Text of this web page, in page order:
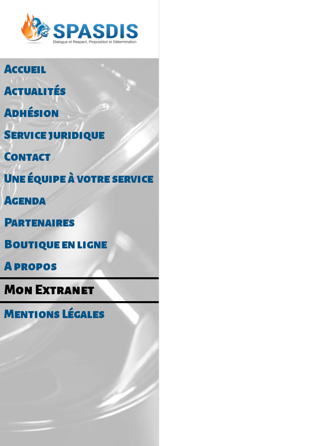
Accueil
Actualités
Adhésion
Service juridique
Contact
Une équipe à votre service
Agenda
Partenaires
Boutique en ligne
A propos
Mon Extranet
Mentions Légales